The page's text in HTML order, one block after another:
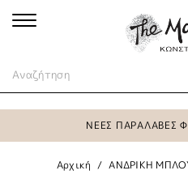
ΝΕΕΣ ΠΑΡΑΛΑΒΕΣ
Αρχική ΑΝΔΡΙΚΗ